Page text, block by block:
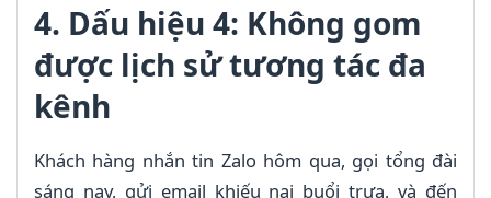
4. Dấu hiệu 4: Không gom
được lịch sử tương tác đa
kênh
Khách hàng nhắn tin Zalo hôm qua, gọi tổng đài
sáng nay, gửi email khiếu nại buổi trưa, và đến